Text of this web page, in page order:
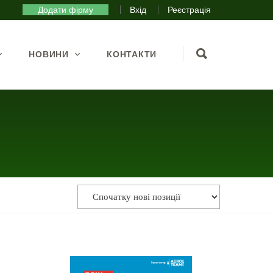
Додати фірму Вхід Реєстрація
НОВИНИ КОНТАКТИ